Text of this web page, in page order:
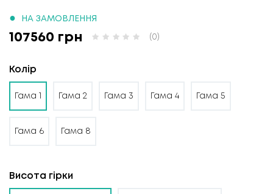
● НА ЗАМОВЛЕННЯ
107560 грн (0)
Колір
Гама 1 Гама 2 Гама 3 Гама 4 Гама 5
Гама 6 Гама 8
Висота гірки